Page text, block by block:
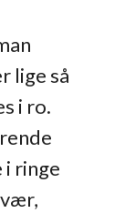
lige så
i ro.
ringe